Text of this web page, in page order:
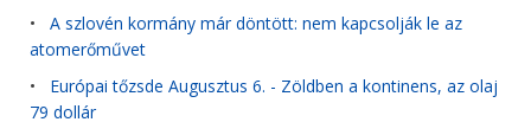
• A szlovén kormány már döntött: nem kapcsolják le az
atomerőművet
• Európai tőzsde Augusztus 6. - Zöldben a kontinens, az olaj
79 dollár